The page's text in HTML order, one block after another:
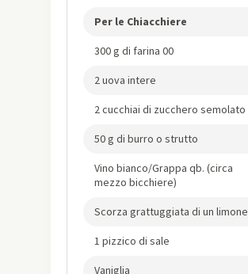
Per le Chiacchiere
300 g di farina 00
2 uova intere
2 cucchiai di zucchero semolato
50 g di burro o strutto
Vino bianco/Grappa qb. (circa
mezzo bicchiere)
Scorza grattuggiata di un limone
1 pizzico di sale
Vaniglia